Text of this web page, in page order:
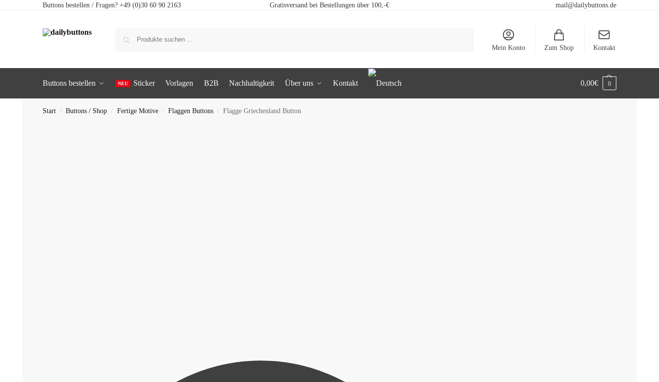
Buttons bestellen / Fragen? +49 (0)30 60 90 2163 Gratisversand bei Bestellungen über 100,-€ mail@dailybuttons.de
Mein Konto Zum Shop Kontakt
Buttons bestellen Sticker Vorlagen B2B Nachhaltigkeit Über uns Kontakt 0,00€ 0
Start / Buttons / Shop / Fertige Motive / Flaggen Buttons / Flagge Griechenland Button